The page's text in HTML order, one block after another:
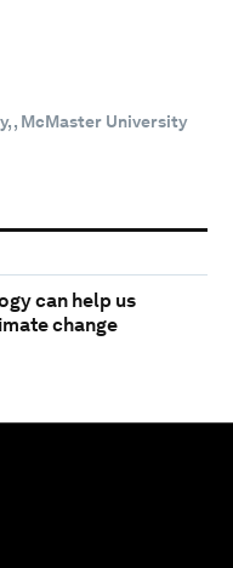
, McMaster University
can help us
change